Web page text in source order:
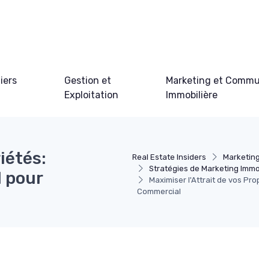
Gestion et
Exploitation
Marketing et
Immobilière
Real Estate Insiders
Stratégies de Marketing
Maximiser l'Attrait de vos
Commercial
pour